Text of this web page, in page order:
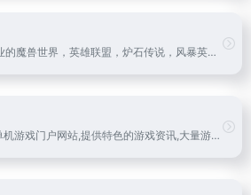
NGA是国内最专业的魔兽世界，英雄联盟，炉石传说，风暴英雄，暗黑破坏神3(D3)游戏攻略讨论，以及其他热门游戏玩家社区。
游民星空是国内单机游戏门户网站,提供特色的游戏资讯,大量游戏攻略,经验,评测文章,以及热门游戏资料专题